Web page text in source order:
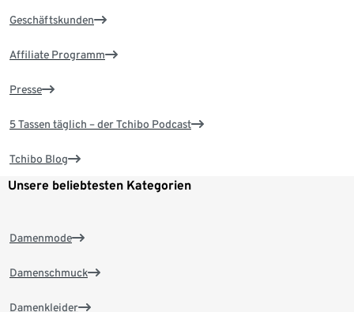
Geschäftskunden
Affiliate Programm
Presse
5 Tassen täglich – der Tchibo Podcast
Tchibo Blog
Unsere beliebtesten Kategorien
Damenmode
Damenschmuck
Damenkleider